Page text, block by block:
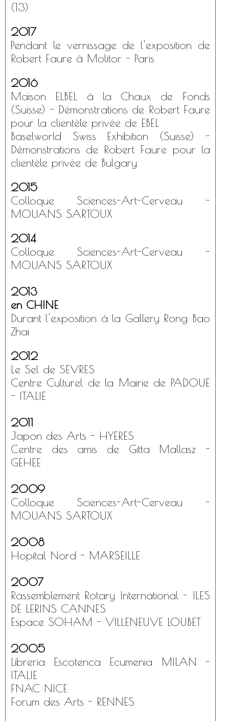
(13)
2017
Pendant le vernissage de l'exposition de
Robert Faure à Molitor - Paris
2016
Maison ELBEL à la Chaux de Fonds
(Suisse) - Démonstrations de Robert Faure
pour la clientèle privée de EBEL
Baselworld Swiss Exhibition (Suisse) -
Démonstrations de Robert Faure pour la
clientèle privée de Bulgary
2015
Colloque Sciences-Art-Cerveau -
MOUANS SARTOUX
2014
Colloque Sciences-Art-Cerveau -
MOUANS SARTOUX
2013
en CHINE
Durant l'exposition à la Gallery Rong Bao
Zhai
2012
Le Sel de SEVRES
Centre Culturel de la Mairie de PADOUE
- ITALIE
2011
Japon des Arts - HYERES
Centre des amis de Gitta Mallasz -
GEHEE
2009
Colloque Sciences-Art-Cerveau -
MOUANS SARTOUX
2008
Hopital Nord - MARSEILLE
2007
Rassemblement Rotary International - ILES
DE LERINS CANNES
Espace SOHAM - VILLENEUVE LOUBET
2005
Libreria Escotenca Ecumenia MILAN -
ITALIE
FNAC NICE
Forum des Arts - RENNES